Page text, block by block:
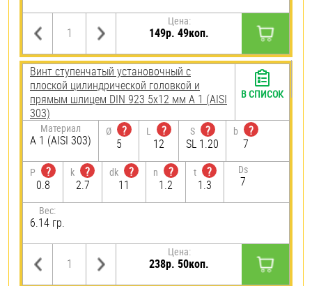
Цена:
149р. 49коп.
Винт ступенчатый установочный с
плоской цилиндрической головкой и
прямым шлицем DIN 923 5х12 мм А 1 (AISI
303)
Материал
А 1 (AISI 303)
Ø
?
5
L
?
12
S
?
SL 1.20
b
?
7
P
?
0.8
k
?
2.7
dk
?
11
n
?
1.2
t
?
1.3
Ds
7
Вес:
6.14 гр.
Цена:
238р. 50коп.
В СПИСОК